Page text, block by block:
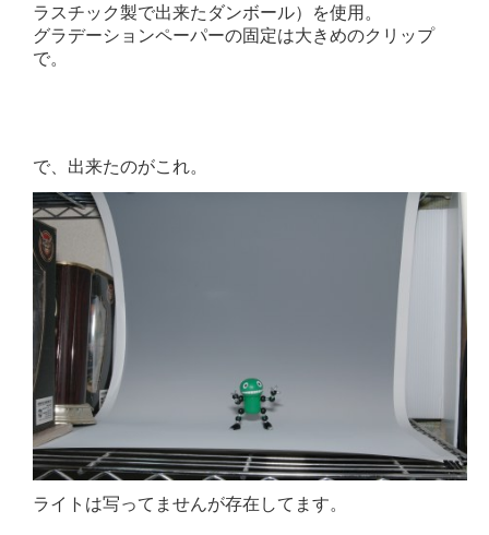
ラスチック製で出来たダンボール）を使用。
グラデーションペーパーの固定は大きめのクリップ
で。
で、出来たのがこれ。
ライトは写ってませんが存在してます。